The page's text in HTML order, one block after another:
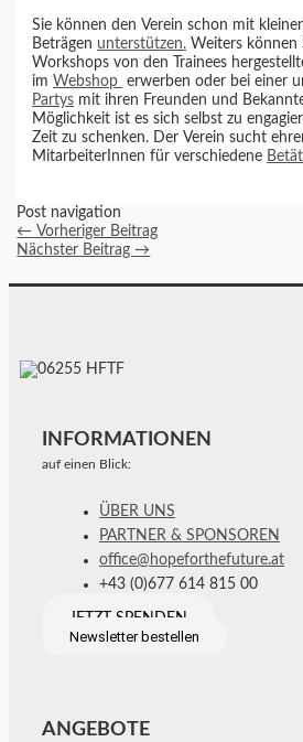
Sie können den Verein schon mit
Beträgen unterstützen. Weiters können
Workshops von den Trainees
im Webshop erwerben oder bei einer
Partys mit ihren Freunden und
Möglichkeit ist es sich selbst zu
Zeit zu schenken. Der Verein sucht
MitarbeiterInnen für verschiedene
Post navigation
← Vorheriger Beitrag
Nächster Beitrag→
INFORMATIONEN
auf einen Blick:
ÜBER UNS
PARTNER & SPONSOREN
office@hopeforthefuture.at
+43 (0)677 614 815 00
JETZT SPENDEN
Newsletter bestellen
ANGEBOTE